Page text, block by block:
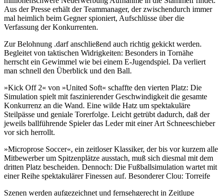
Aus der Presse erhält der Teammanager, der zwischendurch immer
mal heimlich beim Gegner spioniert, Aufschlüsse über die
Verfassung der Konkurrenten.
Zur Belohnung .darf anschließend auch richtig gekickt werden.
Begleitet von taktischen Widrigkeiten: Besonders in Tornähe
herrscht ein Gewimmel wie bei einem E-Jugendspiel. Da verliert
man schnell den Überblick und den Ball.
»Kick Off 2« von »United Soft« schaffte den vierten Platz: Die
Simulation spielt mit faszinierender Geschwindigkeit die gesamte
Konkurrenz an die Wand. Eine wilde Hatz um spektakuläre
Steilpässe und geniale Torerfolge. Leicht getrübt dadurch, daß der
jeweils ballführende Spieler das Leder mit einer Art Schneeschieber
vor sich herrollt.
»Microprose Soccer«, ein zeitloser Klassiker, der bis vor kurzem alle
Mitbewerber um Spitzenplätze ausstach, muß sich diesmal mit dem
dritten Platz bescheiden. Dennoch: Die Fußballsimulation wartet mit
einer Reihe spektakulärer Finessen auf. Besonderer Clou: Torreife
Szenen werden aufgezeichnet und fernsehgerecht in Zeitlupe